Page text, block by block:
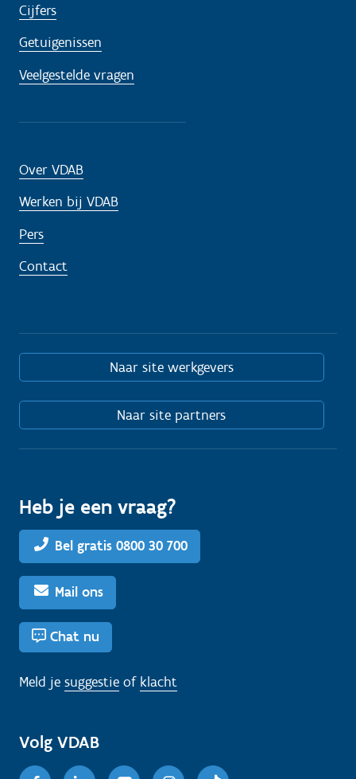
Cijfers
Getuigenissen
Veelgestelde vragen
Over VDAB
Werken bij VDAB
Pers
Contact
Naar site werkgevers
Naar site partners
Heb je een vraag?
Bel gratis 0800 30 700
Mail ons
Chat nu
Meld je suggestie of klacht
Volg VDAB